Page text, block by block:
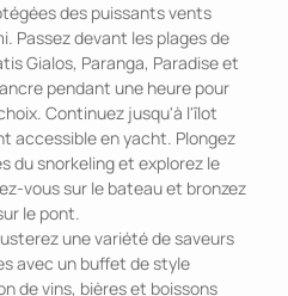
des puissants vents
Passez devant les plages de
Gialos, Paranga, Paradise et
pendant une heure pour
Continuez jusqu'à l'îlot
accessible en yacht. Plongez
du snorkeling et explorez le
vous sur le bateau et bronzez
le pont.
une variété de saveurs
avec un buffet de style
de vins, bières et boissons